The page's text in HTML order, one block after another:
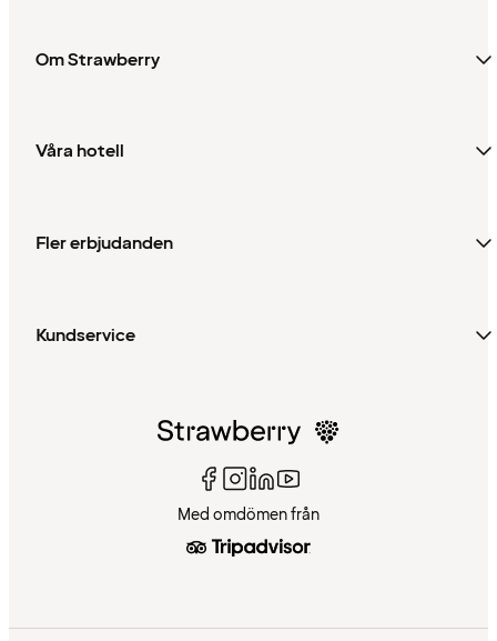
Om Strawberry
Våra hotell
Fler erbjudanden
Kundservice
Med omdömen från